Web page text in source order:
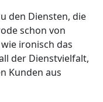
den Diensten, die
schon von
ironisch das
der Dienstvielfalt,
Kunden aus